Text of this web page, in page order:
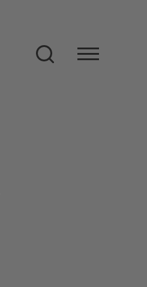
Suche